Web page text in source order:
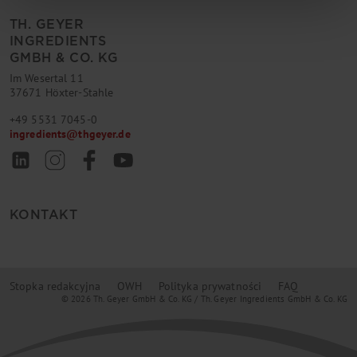
TH. GEYER
INGREDIENTS
GMBH & CO. KG
Im Wesertal 11
37671 Höxter-Stahle
+49 5531 7045-0
ingredients@thgeyer.de
KONTAKT
Stopka redakcyjna OWH Polityka prywatności FAQ
© 2026 Th. Geyer GmbH & Co. KG / Th. Geyer Ingredients GmbH & Co. KG